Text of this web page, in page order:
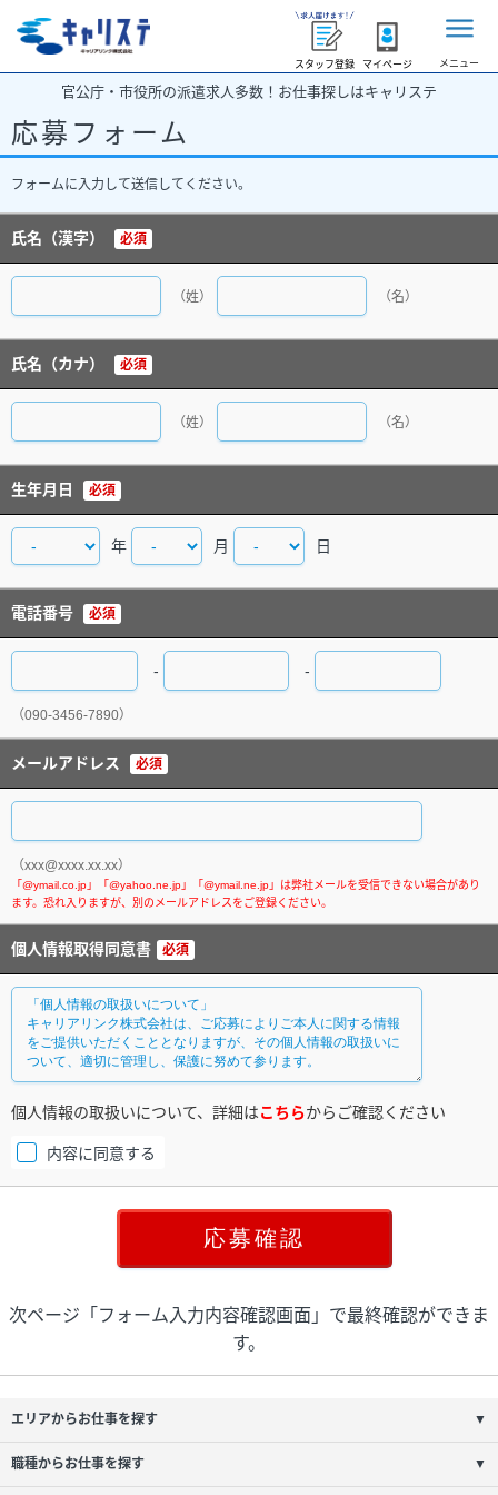
スタッフ登録 マイページ メニュー
官公庁・市役所の派遣求人多数！お仕事探しはキャリステ
応募フォーム
フォームに入力して送信してください。
氏名（漢字） 必須
（姓） （名）
氏名（カナ） 必須
（姓） （名）
生年月日 必須
年 月 日
電話番号 必須
- -
（090-3456-7890）
メールアドレス 必須
（xxx@xxxx.xx.xx）
個人情報取得同意書 必須
個人情報の取扱いについて、詳細はこちらからご確認ください
内容に同意する
次ページ「フォーム入力内容確認画面」で最終確認ができま
す。
エリアからお仕事を探す ▼
職種からお仕事を探す ▼